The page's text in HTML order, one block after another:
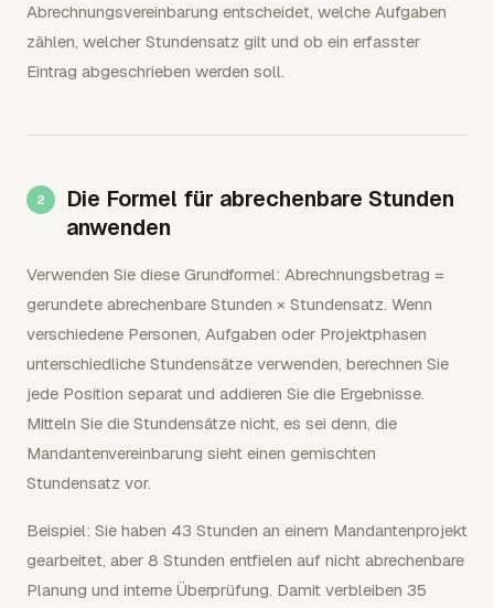
Abrechnungsvereinbarung entscheidet, welche Aufgaben
zählen, welcher Stundensatz gilt und ob ein erfasster
Eintrag abgeschrieben werden soll.
Die Formel für abrechenbare Stunden
anwenden
Verwenden Sie diese Grundformel: Abrechnungsbetrag =
gerundete abrechenbare Stunden × Stundensatz. Wenn
verschiedene Personen, Aufgaben oder Projektphasen
unterschiedliche Stundensätze verwenden, berechnen Sie
jede Position separat und addieren Sie die Ergebnisse.
Mitteln Sie die Stundensätze nicht, es sei denn, die
Mandantenvereinbarung sieht einen gemischten
Stundensatz vor.
Beispiel: Sie haben 43 Stunden an einem Mandantenprojekt
gearbeitet, aber 8 Stunden entfielen auf nicht abrechenbare
Planung und interne Überprüfung. Damit verbleiben 35